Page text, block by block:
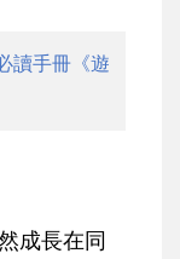
讀手冊《遊
成長在同